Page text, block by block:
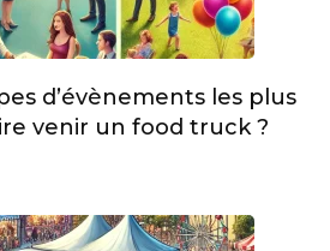
d’évènements les plus
venir un food truck ?